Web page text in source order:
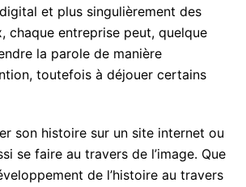
et plus singulièrement des
chaque entreprise peut, quelque
la parole de manière
toutefois à déjouer certains
son histoire sur un site internet ou
se faire au travers de l’image. Que
de l’histoire au travers